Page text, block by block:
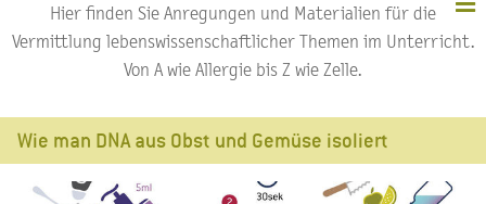
Hier finden Sie Anregungen und Materialien für die
Vermittlung lebenswissenschaftlicher Themen im Unterricht.
Von A wie Allergie bis Z wie Zelle.
Wie man DNA aus Obst und Gemüse isoliert